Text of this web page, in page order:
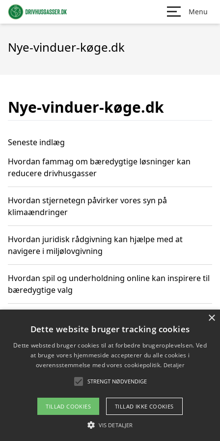
Menu
Nye-vinduer-køge.dk
Nye-vinduer-køge.dk
Seneste indlæg
Hvordan fammag om bæredygtige løsninger kan
reducere drivhusgasser
Hvordan stjernetegn påvirker vores syn på
klimaændringer
Hvordan juridisk rådgivning kan hjælpe med at
navigere i miljølovgivning
Hvordan spil og underholdning online kan inspirere til
bæredygtige valg
transport og nedbringe CO2-udledning
Copyright 2026 - Pilanto Aps
Om / kontakt
×
Dette website bruger tracking cookies
Dette websted bruger cookies til at forbedre brugeroplevelsen. Ved
at bruge vores hjemmeside accepterer du alle cookies i
overensstemmelse med vores cookiepolitik. Detaljer
STRENGT NØDVENDIGE
TILLAD COOKIES TILLAD IKKE COOKIES
VIS DETALJER